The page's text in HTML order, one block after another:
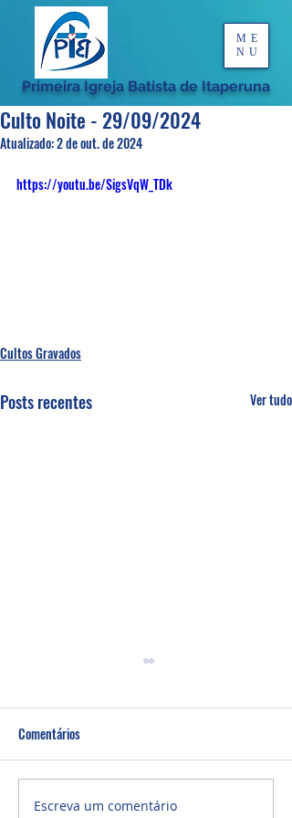
Primeira Igreja Batista de Itaperuna
ME
NU
Culto Noite - 29/09/2024
Atualizado:2 de out. de 2024
https://youtu.be/SigsVqW_TDk
Cultos Gravados
Posts recentes Ver tudo
Comentários
Escreva um comentário